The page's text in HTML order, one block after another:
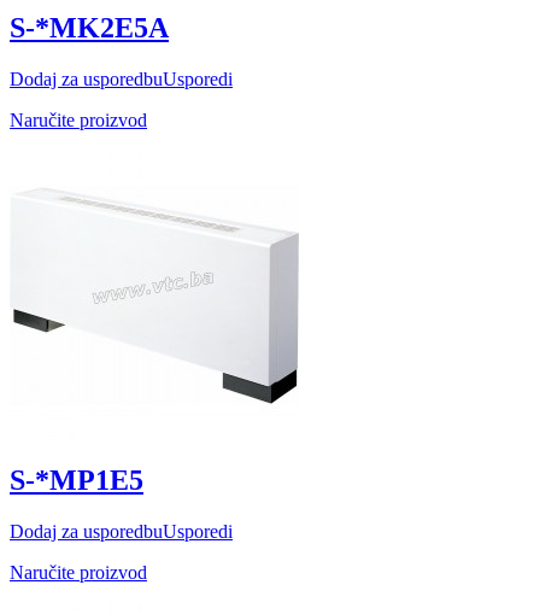
S-*MK2E5A
Dodaj za usporedbuUsporedi
Naručite proizvod
S-*MP1E5
Dodaj za usporedbuUsporedi
Naručite proizvod